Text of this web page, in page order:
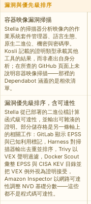
漏洞與優先級排序
容器映像漏洞掃描
Stella 的掃描器分析映像內的作
業系統套件管理器、語言生態、
原生二進位、機密與密碼學。
Kosli 記載的證明類型承載其他
工具的結果，而非產出自身分
析；在所查的 GitHub 頁面上未
說明容器映像掃描——那裡的
Dependabot 涵蓋的是相依清
單。
漏洞優先級排序，含可達性
Stella 從已部署的二進位檔計算
函式級可達性，並輸出可雜湊的
證明。部分儲存格是另一條軸上
的相關工作：GitLab 顯示 EPSS
與已知利用標記，Harness 對掃
描器輸出去重並排序，Trivy 以
VEX 聲明過濾，Docker Scout
彙整 EPSS 與 CISA KEV 目錄並
把 VEX 例外視為證明接受，
Amazon Inspector 以網路可達
性調整 NVD 基礎分數——這些
都不是程式碼可達性。